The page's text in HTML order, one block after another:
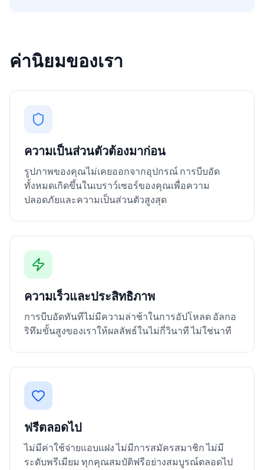
ค่านิยมของเรา
ความเป็นส่วนตัวต้องมาก่อน
รูปภาพของคุณไม่เคยออกจากอุปกรณ์ การบีบอัด
ทั้งหมดเกิดขึ้นในเบราว์เซอร์ของคุณเพื่อความ
ปลอดภัยและความเป็นส่วนตัวสูงสุด
ความเร็วและประสิทธิภาพ
การบีบอัดทันทีไม่มีความล่าช้าในการอัปโหลด อัลกอ
ริทึมขั้นสูงของเราให้ผลลัพธ์ในไม่กี่วินาที ไม่ใช่นาที
ฟรีตลอดไป
ไม่มีค่าใช้จ่ายแอบแฝง ไม่มีการสมัครสมาชิก ไม่มี
ระดับพรีเมียม ทุกคุณสมบัติฟรีอย่างสมบูรณ์ตลอดไป